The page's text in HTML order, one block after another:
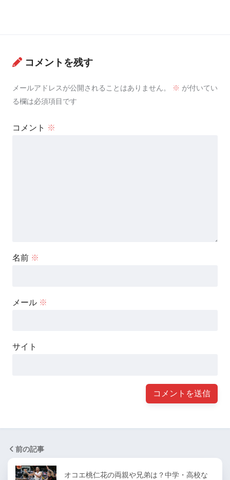
コメントを残す
メールアドレスが公開されることはありません。 ※ が付いてい
る欄は必須項目です
コメント ※
名前 ※
メール ※
サイト
前の記事
オコエ桃仁花の両親や兄弟は？中学・高校な